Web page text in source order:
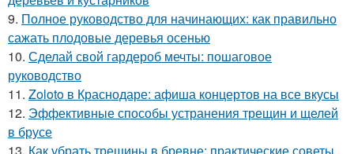
9. Полное руководство для начинающих: как правильно
сажать плодовые деревья осенью
10. Сделай свой гардероб мечты: пошаговое
руководство
11. Zoloto в Краснодаре: афиша концертов на все вкусы
12. Эффективные способы устранения трещин и щелей
в брусе